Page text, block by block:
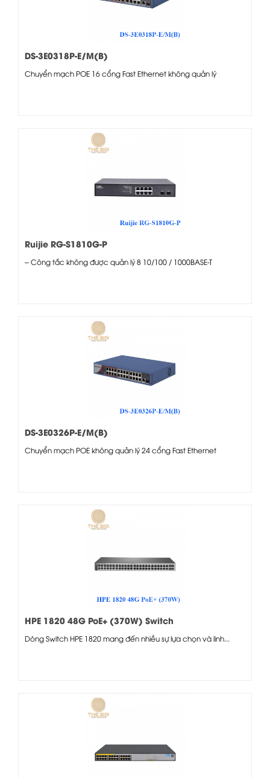
DS-3E0318P-E/M(B)
Chuyển mạch POE 16 cổng Fast Ethernet không quản lý
Ruijie RG-S1810G-P
– Công tắc không được quản lý 8 10/100 / 1000BASE-T
DS-3E0326P-E/M(B)
Chuyển mạch POE không quản lý 24 cổng Fast Ethernet
HPE 1820 48G PoE+ (370W) Switch
Dòng Switch HPE 1820 mang đến nhiều sự lựa chọn và linh...